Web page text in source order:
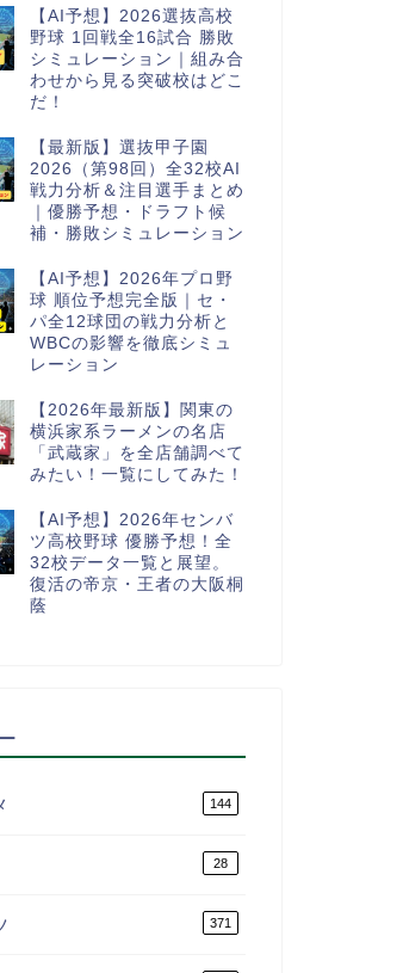
【AI予想】2026選抜高校
野球 1回戦全16試合 勝敗
シミュレーション｜組み合
わせから見る突破校はどこ
だ！
【最新版】選抜甲子園
2026（第98回）全32校AI
戦力分析＆注目選手まとめ
｜優勝予想・ドラフト候
補・勝敗シミュレーション
【AI予想】2026年プロ野
球 順位予想完全版｜セ・
パ全12球団の戦力分析と
WBCの影響を徹底シミュ
レーション
【2026年最新版】関東の
横浜家系ラーメンの名店
「武蔵家」を全店舗調べて
みたい！一覧にしてみた！
【AI予想】2026年センバ
ツ高校野球 優勝予想！全
32校データ一覧と展望。
復活の帝京・王者の大阪桐
蔭
144
28
371